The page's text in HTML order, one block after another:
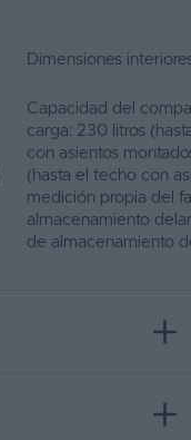
Dimensiones
Capacidad del
carga: 230 litros
con asientos
(hasta el techo con
medición propia del
almacenamiento
de almacenamiento